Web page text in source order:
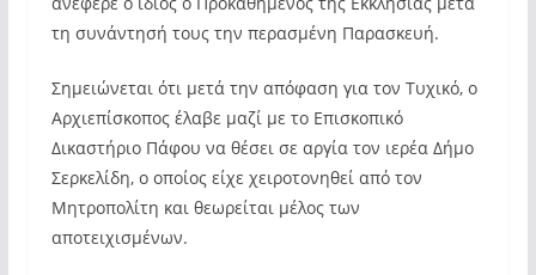
τη συνάντησή τους την περασμένη Παρασκευή.
Σημειώνεται ότι μετά την απόφαση για τον Τυχικό, ο
Αρχιεπίσκοπος έλαβε μαζί με το Επισκοπικό
Δικαστήριο Πάφου να θέσει σε αργία τον ιερέα Δήμο
Σερκελίδη, ο οποίος είχε χειροτονηθεί από τον
Μητροπολίτη και θεωρείται μέλος των
αποτειχισμένων.